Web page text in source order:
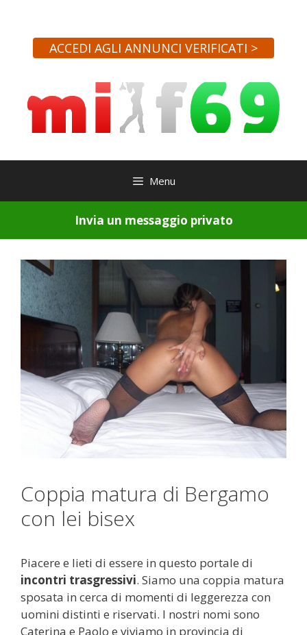
contenutoACCEDI AGLI ANNUNCI VERIFICATI >
Menu
Invia un messaggio privato
Coppia matura di Bergamo
con lei bisex
Piacere e lieti di essere in questo portale di
incontri trasgressivi. Siamo una coppia matura
sposata in cerca di momenti di leggerezza con
uomini distinti e riservati. I nostri nomi sono
Caterina e Paolo e viviamo in provincia di